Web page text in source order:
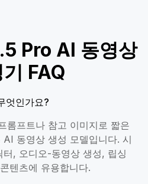
Pro AI 동영상
FAQ
엇인가요?
롬프트나 참고 이미지로 짧은
동영상 생성 모델입니다. 시
, 오디오-동영상 생성, 립싱
텐츠에 유용합니다.